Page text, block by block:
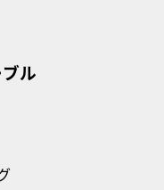
ル